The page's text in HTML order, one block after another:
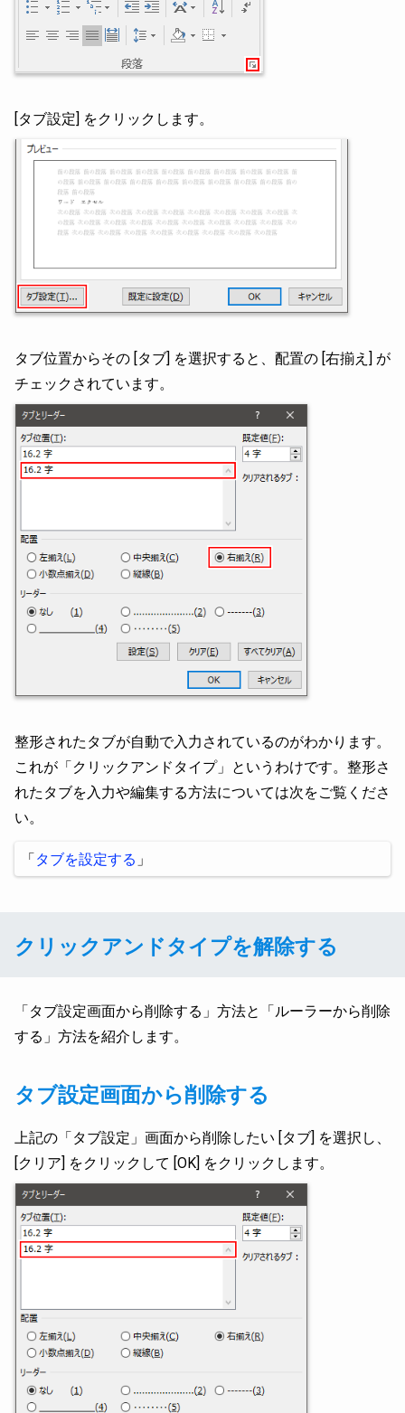
[タブ設定] をクリックします。
タブ位置からその [タブ] を選択すると、配置の [右揃え] が
チェックされています。
整形されたタブが自動で入力されているのがわかります。
これが「クリックアンドタイプ」というわけです。整形さ
れたタブを入力や編集する方法については次をご覧くださ
い。
「タブを設定する 」
クリックアンドタイプを解除する
「タブ設定画面から削除する」方法と「ルーラーから削除
する」方法を紹介します。
タブ設定画面から削除する
上記の「タブ設定」画面から削除したい [タブ] を選択し、
[クリア] をクリックして [OK] をクリックします。